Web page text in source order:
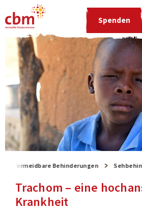
Spenden
Vermeidbare Behinderungen
Trachom – eine
Krankheit